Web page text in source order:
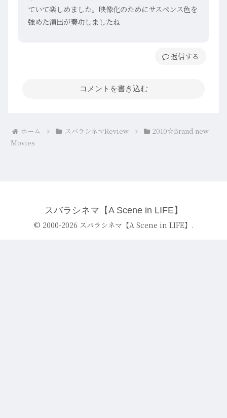
ていて楽しめました。映像化のためにサスペンス色を
強めた演出が奏功しましたね
返信
コメントを書き込む
ホーム スバラシネマReview
2010☆Brand new
Movies
スバラシネマ【A Scene in LIFE】
© 2000-2026 スバラシネマ【A Scene in LIFE】.